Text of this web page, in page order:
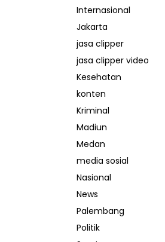
Internasional
Jakarta
jasa clipper
jasa clipper video
Kesehatan
konten
Kriminal
Madiun
Medan
media sosial
Nasional
News
Palembang
Politik